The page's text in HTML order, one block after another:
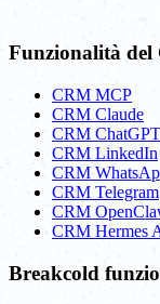
Funzionalità
CRM MCP
CRM Claude
CRM ChatGPT
CRM LinkedIn
CRM
CRM Telegram
CRM
CRM Hermes
Breakcold